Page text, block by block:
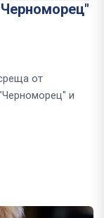
от
и